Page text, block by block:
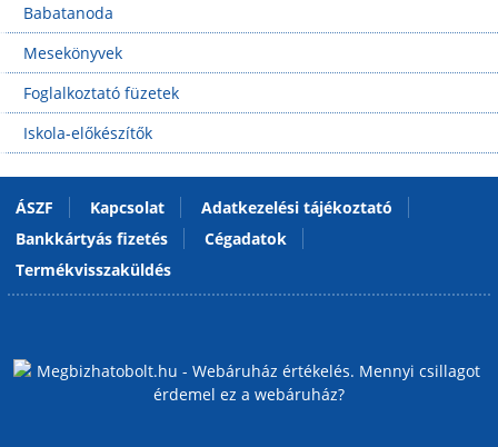
Babatanoda
Mesekönyvek
Foglalkoztató füzetek
Iskola-előkészítők
ÁSZF Kapcsolat
Adatkezelési tájékoztató
Bankkártyás fizetés
Cégadatok
Termékvisszaküldés